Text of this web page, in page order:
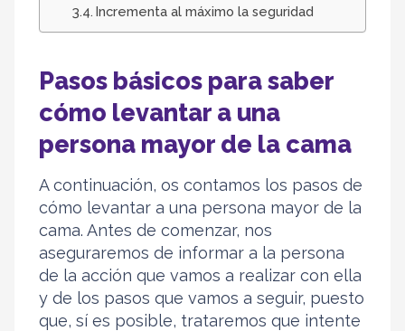
Incrementa al máximo la seguridad
Pasos básicos para saber
cómo levantar a una
persona mayor de la cama
A continuación, os contamos los pasos de
cómo levantar a una persona mayor de la
cama. Antes de comenzar, nos
aseguraremos de informar a la persona
de la acción que vamos a realizar con ella
y de los pasos que vamos a seguir, puesto
que, sí es posible, trataremos que intente